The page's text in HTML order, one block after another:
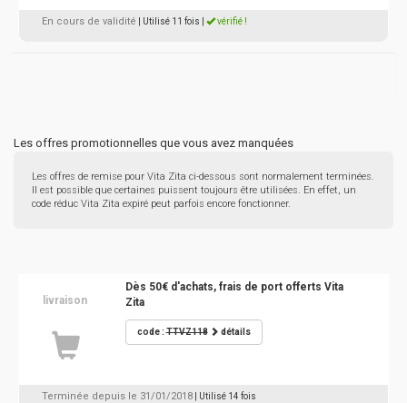
En cours de validité | Utilisé 11 fois vérifié !
Les offres promotionnelles que vous avez manquées
Les offres de remise pour Vita Zita ci-dessous sont normalement terminées.
Il est possible que certaines puissent toujours être utilisées. En effet, un
code réduc Vita Zita expiré peut parfois encore fonctionner.
livraison
Dès 50€ d'achats, frais de port offerts Vita
Zita
code :TTVZ118 détails
Terminée depuis le 31/01/2018 | Utilisé 14 fois